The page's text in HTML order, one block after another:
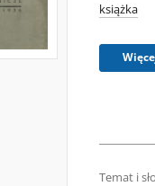
książka
Temat i